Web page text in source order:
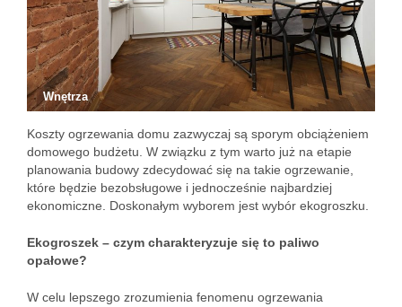
Wnętrza
Koszty ogrzewania domu zazwyczaj są sporym obciążeniem
domowego budżetu. W związku z tym warto już na etapie
planowania budowy zdecydować się na takie ogrzewanie,
które będzie bezobsługowe i jednocześnie najbardziej
ekonomiczne. Doskonałym wyborem jest wybór ekogroszku.
Ekogroszek – czym charakteryzuje się to paliwo
opałowe?
W celu lepszego zrozumienia fenomenu ogrzewania